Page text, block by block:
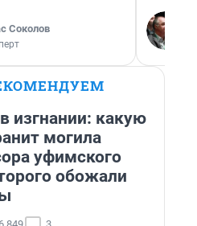
Соколов
изгнании: какую
могила
уфимского
обожали